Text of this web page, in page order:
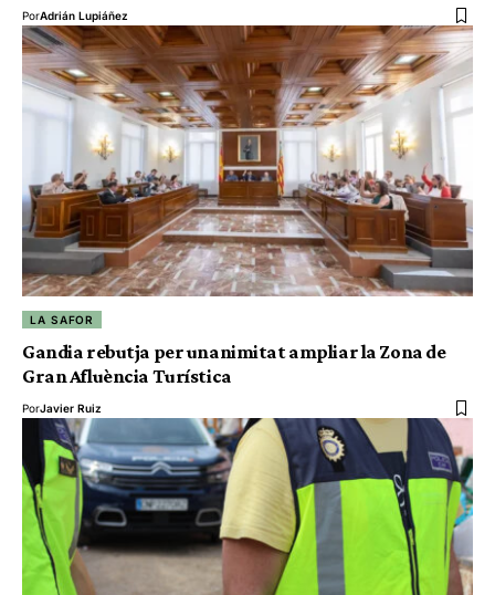
PorAdrián Lupiáñez
LA SAFOR
Gandia rebutja per unanimitat ampliar la Zona de
Gran Afluència Turística
PorJavier Ruiz